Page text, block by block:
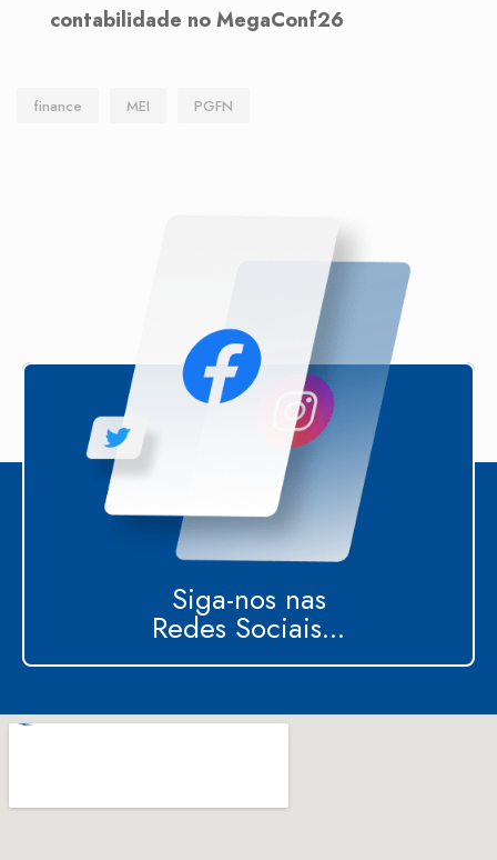
contabilidade no MegaConf26
finance MEI PGFN
Siga-nos nas
Redes Sociais...